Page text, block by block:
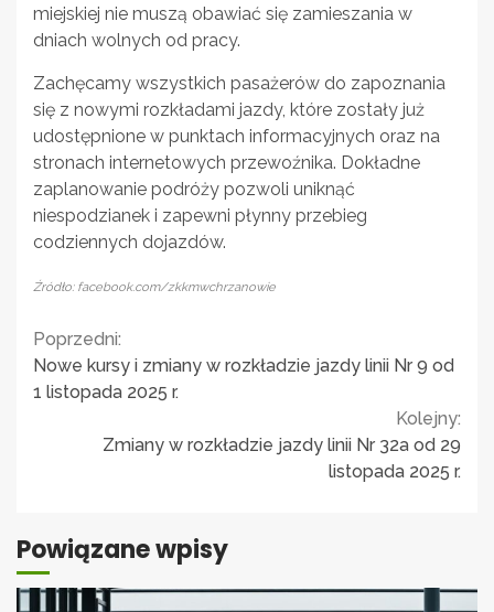
miejskiej nie muszą obawiać się zamieszania w
dniach wolnych od pracy.
Zachęcamy wszystkich pasażerów do zapoznania
się z nowymi rozkładami jazdy, które zostały już
udostępnione w punktach informacyjnych oraz na
stronach internetowych przewoźnika. Dokładne
zaplanowanie podróży pozwoli uniknąć
niespodzianek i zapewni płynny przebieg
codziennych dojazdów.
Źródło: facebook.com/zkkmwchrzanowie
Continue
Reading
Poprzedni:
Nowe kursy i zmiany w rozkładzie jazdy linii Nr 9 od
1 listopada 2025 r.
Kolejny:
Zmiany w rozkładzie jazdy linii Nr 32a od 29
listopada 2025 r.
Powiązane wpisy